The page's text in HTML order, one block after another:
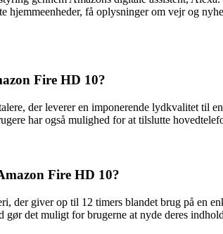
hjemmeenheder, få oplysninger om vejr og
Fire HD 10?
der leverer en imponerende lydkvalitet til
har også mulighed for at tilslutte
Fire HD 10?
der giver op til 12 timers blandet brug på en
det muligt for brugerne at nyde deres